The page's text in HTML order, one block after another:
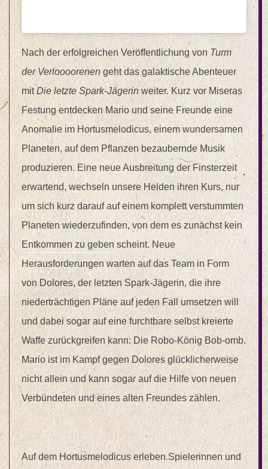
Nach der erfolgreichen Veröffentlichung von Turm
der Verloooorenen geht das galaktische Abenteuer
mitDie letzte Spark-Jägerin weiter. Kurz vor Miseras
Festung entdecken Mario und seine Freunde eine
Anomalie im Hortusmelodicus, einem wundersamen
Planeten, auf dem Pflanzen bezaubernde Musik
produzieren. Eine neue Ausbreitung der Finsterzeit
erwartend, wechseln unsere Helden ihren Kurs, nur
um sich kurz darauf auf einem komplett verstummten
Planeten wiederzufinden, von dem es zunächst kein
Entkommen zu geben scheint. Neue
Herausforderungen warten auf das Team in Form
von Dolores, der letzten Spark-Jägerin, die ihre
niederträchtigen Pläne auf jeden Fall umsetzen will
und dabei sogar auf eine furchtbare selbst kreierte
Waffe zurückgreifen kann: Die Robo-König Bob-omb.
Mario ist im Kampf gegen Dolores glücklicherweise
nicht allein und kann sogar auf die Hilfe von neuen
Verbündeten und eines alten Freundes zählen.
Auf dem Hortusmelodicus erleben Spielerinnen und